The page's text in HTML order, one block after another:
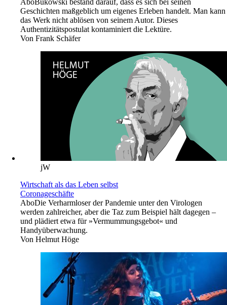
AboBukowski bestand darauf, dass es sich bei seinen
Geschichten maßgeblich um eigenes Erleben handelt. Man kann
das Werk nicht ablösen von seinem Autor. Dieses
Authentizitätspostulat kontaminiert die Lektüre.
Von Frank Schäfer
jW
Wirtschaft als das Leben selbst
Coronageschäfte
AboDie Verharmloser der Pandemie unter den Virologen
werden zahlreicher, aber die Taz zum Beispiel hält dagegen –
und plädiert etwa für »Vermummungsgebot« und
Handyüberwachung.
Von Helmut Höge